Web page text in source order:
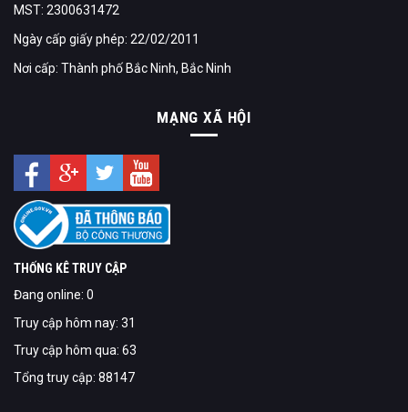
MST: 2300631472
Ngày cấp giấy phép: 22/02/2011
Nơi cấp: Thành phố Bắc Ninh, Bắc Ninh
MẠNG XÃ HỘI
THỐNG KÊ TRUY CẬP
Đang online: 0
Truy cập hôm nay: 31
Truy cập hôm qua: 63
Tổng truy cập: 88147